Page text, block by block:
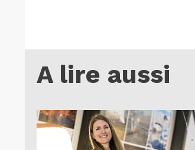
A lire aussi